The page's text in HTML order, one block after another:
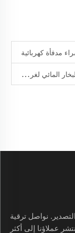
المعيشة الفاخرة
نواصل ترقية
عملاؤنا إلى أكثر